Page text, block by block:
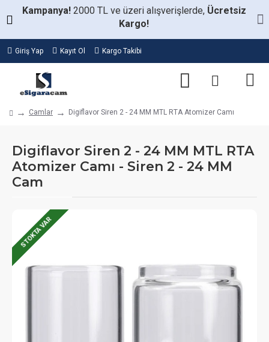
Kampanya! 2000 TL ve üzeri alışverişlerde, Ücretsiz
Kargo!
Giriş Yap Kayıt Ol Kargo Takibi
Camlar Digiflavor Siren 2 - 24 MM MTL RTA Atomizer Camı
Digiflavor Siren 2 - 24 MM MTL RTA
Atomizer Camı - Siren 2 - 24 MM
Cam
STOKTA VAR